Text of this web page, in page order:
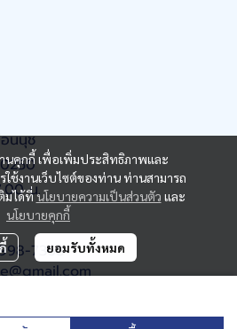
านคุกกี้ เพื่อเพิ่มประสิทธิภาพและ
ช้งานเว็บไซต์ของท่าน ท่านสามารถ
มได้ที่นโยบายความเป็นส่วนตัว และ
นโยบายคุกกี้
ยอมรับทั้งหมด
นนุช
น.
7368